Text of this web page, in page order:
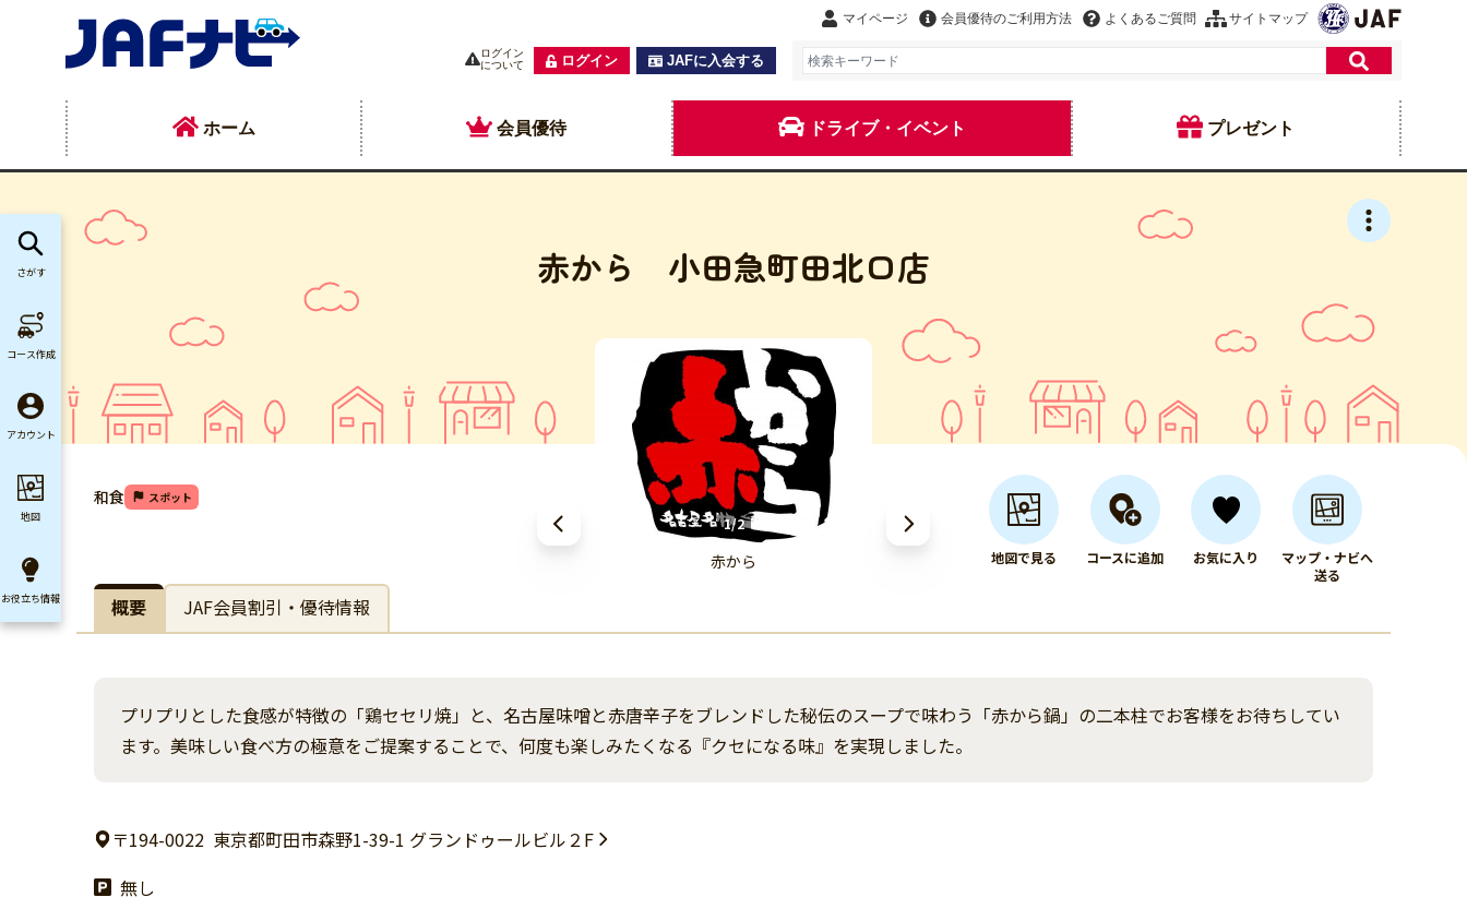
マイページ 会員優待のご利用方法 よくあるご質問 サイトマップ
ログイン
について
ログイン JAFに入会する
ホーム 会員優待 ドライブ・イベント プレゼント
赤から 小田急町田北口店
1/2
赤から
和食 スポット
地図で見る コースに追加 お気に入り
マップ・ナビへ
送る
概要 JAF会員割引・優待情報
プリプリとした食感が特徴の「鶏セセリ焼」と、名古屋味噌と赤唐辛子をブレンドした秘伝のスープで味わう「赤から鍋」の二本柱でお客様をお待ちしてい
ます。美味しい食べ方の極意をご提案することで、何度も楽しみたくなる『クセになる味』を実現しました。
〒194-0022 東京都町田市森野1-39-1 グランドゥールビル２F
無し
さがす
コース作成
アカウント
地図
お役立ち情報